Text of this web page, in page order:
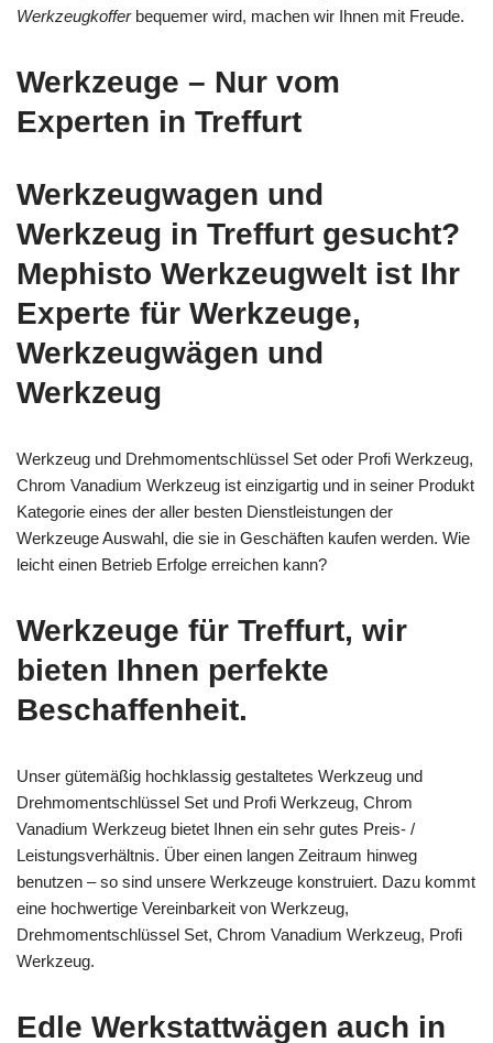
Werkzeugkofferbequemer wird, machen wir Ihnen mit Freude.
Werkzeuge – Nur vom
Experten in Treffurt
Werkzeugwagen und
Werkzeug in Treffurt gesucht?
Mephisto Werkzeugwelt ist Ihr
Experte für Werkzeuge,
Werkzeugwägen und
Werkzeug
Werkzeug und Drehmomentschlüssel Set oder Profi Werkzeug,
Chrom Vanadium Werkzeug ist einzigartig und in seiner Produkt
Kategorie eines der aller besten Dienstleistungen der
Werkzeuge Auswahl, die sie in Geschäften kaufen werden. Wie
leicht einen Betrieb Erfolge erreichen kann?
Werkzeuge für Treffurt, wir
bieten Ihnen perfekte
Beschaffenheit.
Unser gütemäßig hochklassig gestaltetes Werkzeug und
Drehmomentschlüssel Set und Profi Werkzeug, Chrom
Vanadium Werkzeug bietet Ihnen ein sehr gutes Preis- /
Leistungsverhältnis. Über einen langen Zeitraum hinweg
benutzen – so sind unsere Werkzeuge konstruiert. Dazu kommt
eine hochwertige Vereinbarkeit von Werkzeug,
Drehmomentschlüssel Set, Chrom Vanadium Werkzeug, Profi
Werkzeug.
Edle Werkstattwägen auch in